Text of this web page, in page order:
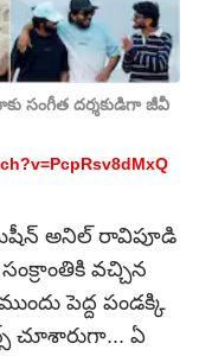
సంగీత దర్శకుడిగా జీవీ
అనిల్ రావిపూడి
వచ్చిన
పెద్ద పండక్కి
చూశారుగా... ఏ